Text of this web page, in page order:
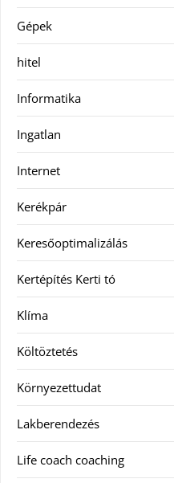
Gépek
hitel
Informatika
Ingatlan
Internet
Kerékpár
Keresőoptimalizálás
Kertépítés Kerti tó
Klíma
Költöztetés
Környezettudat
Lakberendezés
Life coach coaching